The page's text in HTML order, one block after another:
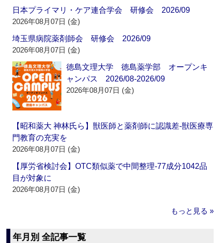
日本プライマリ・ケア連合学会 研修会 2026/09
2026年08月07日 (金)
埼玉県病院薬剤師会 研修会 2026/09
2026年08月07日 (金)
徳島文理大学 徳島薬学部 オープンキ
ャンパス 2026/08-2026/09
2026年08月07日 (金)
【昭和薬大 神林氏ら】獣医師と薬剤師に認識差‐獣医療専
門教育の充実を
2026年08月07日 (金)
【厚労省検討会】OTC類似薬で中間整理‐77成分1042品
目が対象に
2026年08月07日 (金)
もっと見る »
年月別 全記事一覧